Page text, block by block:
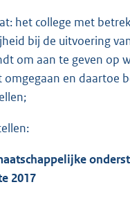
het college met
bij de uitvoering
om aan te geven op
en daartoe
2017